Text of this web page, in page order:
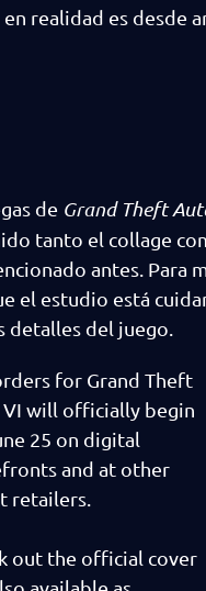
realidad es desde
de Grand Theft
tanto el collage
antes. Para
el estudio está
detalles del juego.
for Grand Theft
will officially begin
25 on digital
and at other
retailers.
out the official cover